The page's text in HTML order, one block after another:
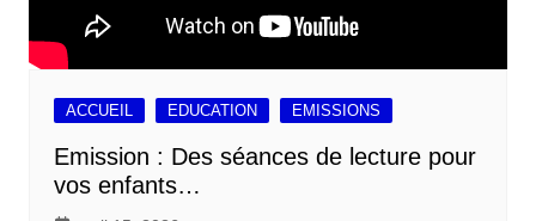
ACCUEIL EDUCATION EMISSIONS
Emission : Des séances de lecture pour
vos enfants…